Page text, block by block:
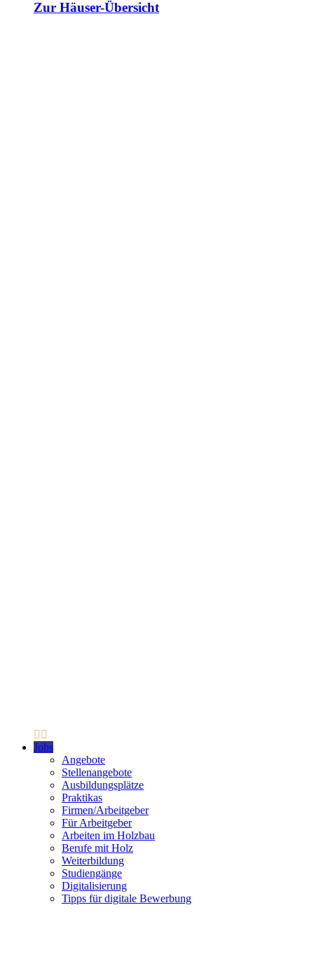
Zur Häuser-Übersicht
Jobs
Angebote
Stellenangebote
Ausbildungsplätze
Praktikas
Firmen/Arbeitgeber
Für Arbeitgeber
Arbeiten im Holzbau
Berufe mit Holz
Weiterbildung
Studiengänge
Digitalisierung
Tipps für digitale Bewerbung